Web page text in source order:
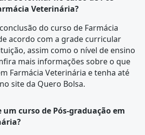
Veterinária?
do curso de Farmácia
acordo com a grade curricular
assim como o nível de ensino
mais informações sobre o que
Farmácia Veterinária e tenha até
site da Quero Bolsa.
um curso de Pós-graduação em